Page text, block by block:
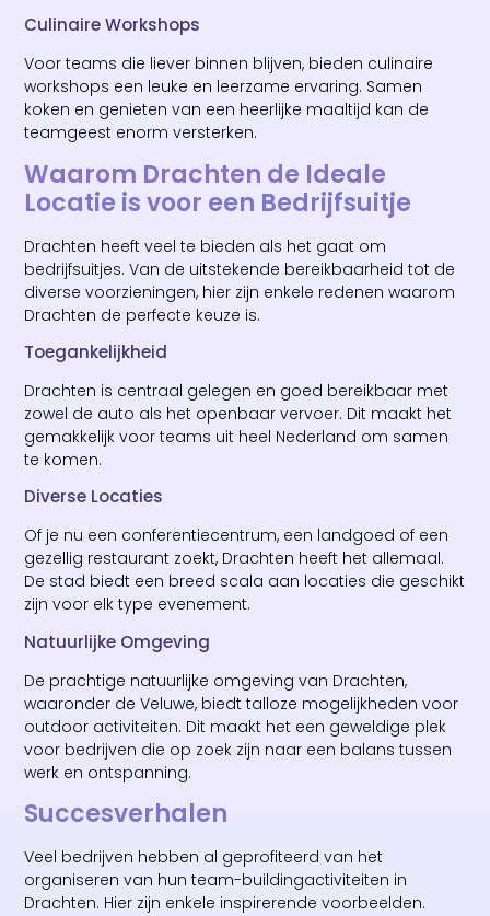
Culinaire Workshops
Voor teams die liever binnen blijven, bieden culinaire
workshops een leuke en leerzame ervaring. Samen
koken en genieten van een heerlijke maaltijd kan de
teamgeest enorm versterken.
Waarom Drachten de Ideale
Locatie is voor een Bedrijfsuitje
Drachten heeft veel te bieden als het gaat om
bedrijfsuitjes. Van de uitstekende bereikbaarheid tot de
diverse voorzieningen, hier zijn enkele redenen waarom
Drachten de perfecte keuze is.
Toegankelijkheid
Drachten is centraal gelegen en goed bereikbaar met
zowel de auto als het openbaar vervoer. Dit maakt het
gemakkelijk voor teams uit heel Nederland om samen
te komen.
Diverse Locaties
Of je nu een conferentiecentrum, een landgoed of een
gezellig restaurant zoekt, Drachten heeft het allemaal.
De stad biedt een breed scala aan locaties die geschikt
zijn voor elk type evenement.
Natuurlijke Omgeving
De prachtige natuurlijke omgeving van Drachten,
waaronder de Veluwe, biedt talloze mogelijkheden voor
outdoor activiteiten. Dit maakt het een geweldige plek
voor bedrijven die op zoek zijn naar een balans tussen
werk en ontspanning.
Succesverhalen
Veel bedrijven hebben al geprofiteerd van het
organiseren van hun team-buildingactiviteiten in
Drachten. Hier zijn enkele inspirerende voorbeelden.